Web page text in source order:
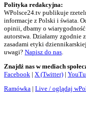
Polityka redakcyjna:
WPolsce24.tv publikuje
informacje z Polski i świata.
opinii, dbamy o wiarygodność
autorstwa. Działamy zgodnie
zasadami etyki
uwagi? Napisz do nas
Znajdź nas w mediach
Facebook | X (Twitter) |
Ramówka | Live / oglądaj